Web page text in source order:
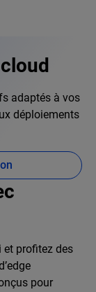
adaptés à vos
déploiements
et profitez des
pour